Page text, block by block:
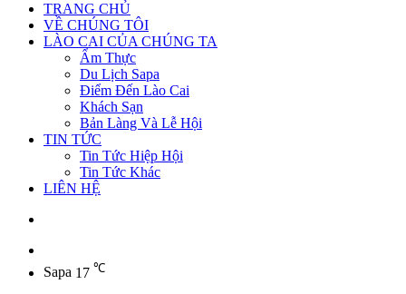
TRANG CHỦ
VỀ CHÚNG TÔI
LÀO CAI CỦA CHÚNG TA
Ẩm Thực
Du Lịch Sapa
Điểm Đến Lào Cai
Khách Sạn
Bản Làng Và Lễ Hội
TIN TỨC
Tin Tức Hiệp Hội
Tin Tức Khác
LIÊN HỆ
Sapa 17 ℃